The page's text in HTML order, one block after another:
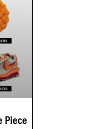
Piece